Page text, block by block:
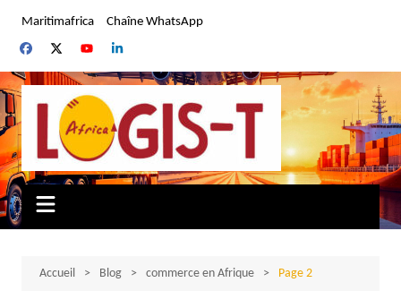
contenu
Maritimafrica Chaîne WhatsApp
Accueil Blog commerce en Afrique Page 2